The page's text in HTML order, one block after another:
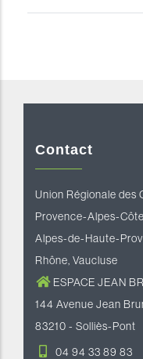
Contact
Union Régionale des
Provence-Alpes-
Alpes-de-Haute-
Rhône, Vaucluse
ESPACE JEAN
144 Avenue Jean
83210 - Solliès-Pont
04 94 33 89 83
reddit downloader